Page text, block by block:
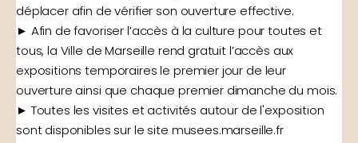
déplacer afin de vérifier son ouverture effective.
► Afin de favoriser l’accès à la culture pour toutes et
tous, la Ville de Marseille rend gratuit l’accès aux
expositions temporaires le premier jour de leur
ouverture ainsi que chaque premier dimanche du mois.
► Toutes les visites et activités autour de l'exposition
sont disponibles sur le site musees.marseille.fr